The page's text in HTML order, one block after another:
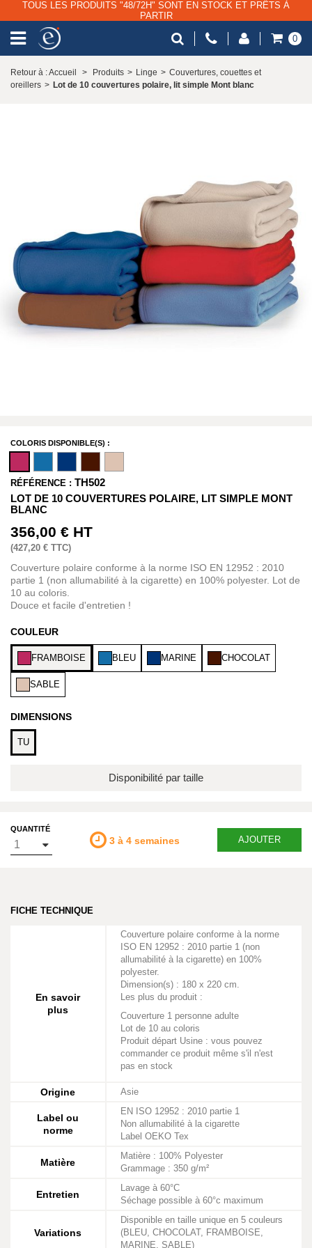
TOUS LES PRODUITS "48/72H" SONT EN STOCK ET PRÊTS À
PARTIR
0
Retour à : Accueil > Produits > Linge > Couvertures, couettes et
oreillers > Lot de 10 couvertures polaire, lit simple Mont blanc
COLORIS DISPONIBLE(S) :
RÉFÉRENCE : TH502
LOT DE 10 COUVERTURES POLAIRE, LIT SIMPLE MONT
BLANC
356,00 € HT
(427,20 € TTC)
Couverture polaire conforme à la norme ISO EN 12952 : 2010
partie 1 (non allumabilité à la cigarette) en 100% polyester. Lot de
10 au coloris.
Douce et facile d'entretien !
COULEUR
FRAMBOISE BLEU MARINE CHOCOLAT
SABLE
DIMENSIONS
TU
Disponibilité par taille
QUANTITÉ
3 à 4 semaines AJOUTER
FICHE TECHNIQUE
En savoir
plus
Couverture polaire conforme à la norme
ISO EN 12952 : 2010 partie 1 (non
allumabilité à la cigarette) en 100%
polyester.
Dimension(s) : 180 x 220 cm.
Les plus du produit :
Couverture 1 personne adulte
Lot de 10 au coloris
Produit départ Usine : vous pouvez
commander ce produit même s'il n'est
pas en stock
Origine Asie
Label ou
norme
EN ISO 12952 : 2010 partie 1
Non allumabilité à la cigarette
Label OEKO Tex
Matière
Matière : 100% Polyester
Grammage : 350 g/m²
Entretien
Lavage à 60°C
Séchage possible à 60°c maximum
Variations
Disponible en taille unique en 5 couleurs
(BLEU, CHOCOLAT, FRAMBOISE,
MARINE, SABLE)